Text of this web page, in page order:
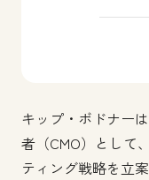
キップ・ボドナー
者（CMO）として
ティング戦略を立